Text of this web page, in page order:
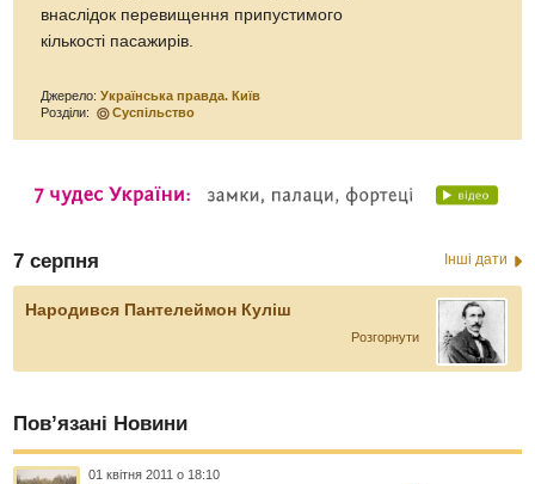
внаслідок перевищення припустимого
кількості пасажирів.
Джерело:Українська правда. Київ
Розділи:
Суспільство
7 серпня Інші дати
Народився Пантелеймон Куліш
Розгорнути
Пов’язані Новини
01 квітня 2011 о 18:10